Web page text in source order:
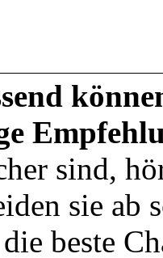
sind,
sie ab
beste